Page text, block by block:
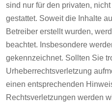
sind nur für den privaten,
gestattet. Soweit die Inhalte
Betreiber erstellt wurden,
beachtet. Insbesondere
gekennzeichnet. Sollten Sie
Urheberrechtsverletzung
einen entsprechenden
Rechtsverletzungen werden